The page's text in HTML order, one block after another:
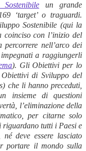
un grande
‘target’ o traguardi.
Sostenibile (qui la
coinciso con l’inizio del
nell’arco dei
a raggiungerli
). Gli Obiettivi per lo
di Sviluppo del
che li hanno preceduti,
insieme di questioni
l’eliminazione della
per citarne solo
riguardano tutti i Paesi e
deve essere lasciato
portare il mondo sulla